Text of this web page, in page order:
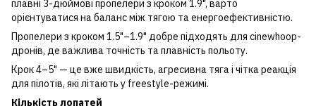
плавні 3-дюймові пропелери з кроком 1.9", варто
орієнтуватися на баланс між тягою та енергоефективністю.
Пропелери з кроком 1.5"–1.9" добре підходять для cinewhoop-
дронів, де важлива точність та плавність польоту.
Крок 4–5" — це вже швидкість, агресивна тяга і чітка реакція
для пілотів, які літають у freestyle-режимі.
Кількість лопатей